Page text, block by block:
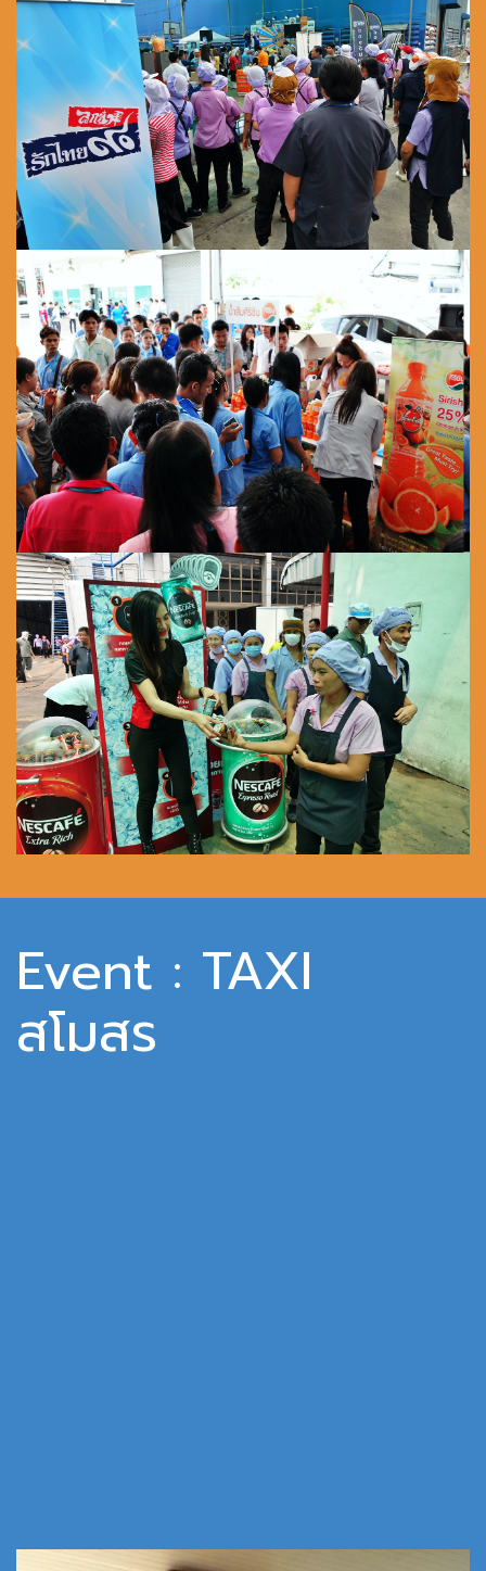
ง่ายๆไปกับเรา
จัดกันทุกเดือน
ง่ายกว่าที่คิด
Event : TAXI
สโมสร